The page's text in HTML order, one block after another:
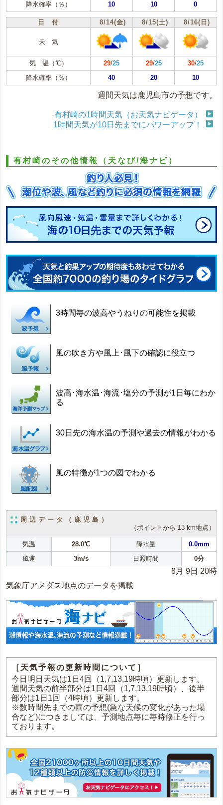
降水確率（％）
10 10 0
日 付 8/14(金) 8/15(土) 8/16(日)
天 気
気 温（℃） 29/25 29/25 30/25
降水確率（％）
40 20 10
週間天気は鹿児島市の予想です。
有村崎の1時間天気（お天気ナビゲータ）
1時間天気が10日先までにパワーアップ！
有村崎のその他情報（天なび/海ナビ）
3時間毎の波高やうねりの可能性を掲載
風の吹き方や風上･風下の確認に役立つ
波高･海水温･海流･塩分の予測が1日毎にわか
る
30日先の海水温の予測や過去の情報がわかる
風の特徴が1つの図でわかる
周辺データ（鹿児島）
（ポイントから 13 km地点）
気温 28.0℃ 降水量
0.0mm
風速
3m/s 日照時間 0分
8月 9日 20時
気象庁アメダス地点のデータを掲載
［天気予報の更新時間について］
今日明日天気は1日4回（1,7,13,19時頃）更新します。
週間天気の前半部分は1日4回（1,7,13,19時頃）、後半
部分は1日1回（4時頃）更新します。
※数時間先までの雨の予想(急な天候の変化があった場
合など)につきましては、予測地点毎に毎時修正を行っ
ております。